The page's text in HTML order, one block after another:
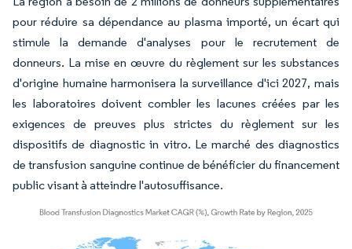
pour réduire sa dépendance au plasma importé, un écart qui
stimule la demande d'analyses pour le recrutement de
donneurs. La mise en œuvre du règlement sur les substances
d'origine humaine harmonisera la surveillance d'ici 2027, mais
les laboratoires doivent combler les lacunes créées par les
exigences de preuves plus strictes du règlement sur les
dispositifs de diagnostic in vitro. Le marché des diagnostics
de transfusion sanguine continue de bénéficier du financement
public visant à atteindre l'autosuffisance.